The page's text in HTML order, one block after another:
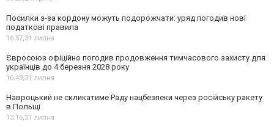
Посилки з-за кордону можуть подорожчати: уряд погодив нові
податкові правила
16:57,31 липня
Євросоюз офіційно погодив продовження тимчасового захисту для
українців до 4 березня 2028 року
16:43,31 липня
Навроцький не скликатиме Раду нацбезпеки через російську ракету
в Польщі
13:16,31 липня